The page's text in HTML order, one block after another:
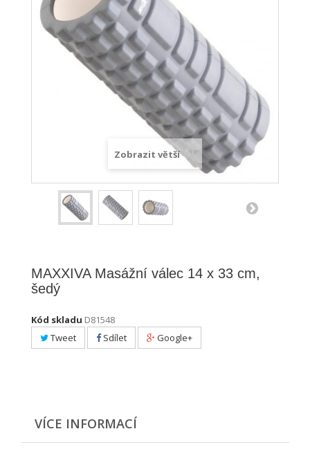
Zobrazit větší
MAXXIVA Masážní válec 14 x 33 cm,
šedý
Kód skladu D81548
Tweet
Sdílet Google+
VÍCE INFORMACÍ